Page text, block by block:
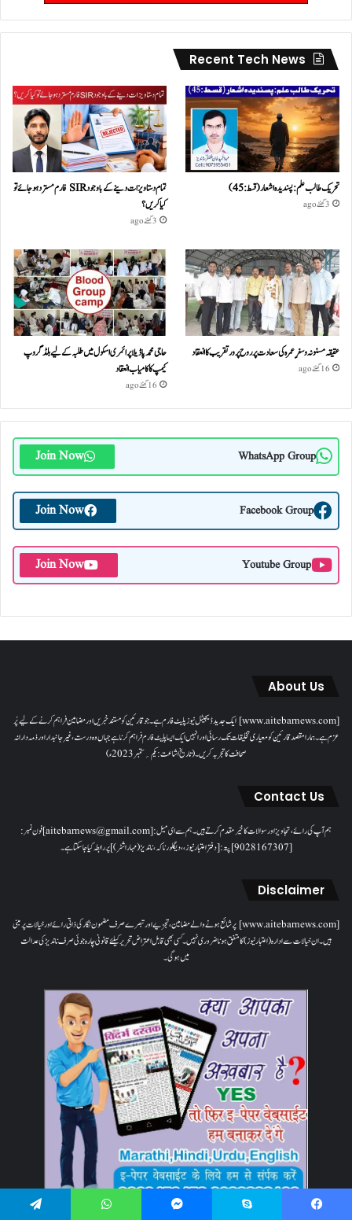
Recent Tech News
تحریک طالب علم: پسندیدہ اشعار (قسط:45)
3 گھنٹے ago
تمام دستاویزات دینے کے باوجود SIR فارم مسترد ہو جائے تو
کیا کریں؟
3 گھنٹے ago
عقیقہ مسنونہ و سفرِ عمرہ کی سعادت پر روح پرور تقریب کا انعقاد
16 گھنٹے ago
حاجی محمد پاڈیلا پرائمری اسکول میں طلبہ کے لیے بلڈ گروپ
کیمپ کا کامیاب انعقاد
16 گھنٹے ago
WhatsApp Group
Join Now
Facebook Group
Join Now
Youtube Group
Join Now
About Us
[www.aitebarnews.com] ایک جدید ڈیجیٹل نیوز پلیٹ فارم ہے۔ جو قارئین کو مستند خبریں اور مضامین فراہم کرنے کے لیے پُر
عزم ہے۔ ہمارا مقصدقارئین کو معیاری تخلیقات تک رسائی اور انہیں ایک ایسا پلیٹ فارم فراہم کرنا ہے جہاں وہ درست، غیر جانبدار اور ذمہ دارانہ
صحافت کا تجربہ کریں۔( تاریخ اشاعت : یکم؍ ستمبر 2023ء)
Contact Us
ہم آپ کی رائے، تجاویز اور سوالات کا خیرمقدم کرتے ہیں۔ ہم سےای میل: [aitebarnews@gmail.com]فون نمبر:
[9028167307]پتہ: [دفتر اعتبار نیوز، ، دیگلور ناکہ، ناندیڑ(مہاراشٹر) ] پر رابطہ کیا جاسکتا ہے۔
Disclaimer
[www.aitebarnews.com] پر شائع ہونے والے مضامین، تجزیے اور تبصرے صرف مضمون نگار کی ذاتی رائے اور خیالات پر مبنی
ہیں۔ ان خیالات سے ادارہ (اعتبار نیوز) کا متفق ہونا ضروری نہیں۔ کسی بھی قابل اعتراض تحریر کیلئے قانونی چارہ جوئی صرف ناندیڑ کی عدالت
میں ہوگی۔